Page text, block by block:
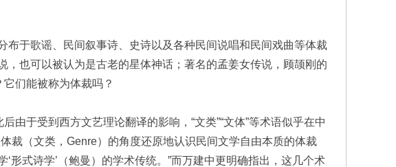
于歌谣、民间叙事诗、史诗以及各种民间说唱和民间戏曲等体裁
也可以被认为是古老的星体神话；著名的孟姜女传说，顾颉刚的
们能被称为体裁吗？
由于受到西方文艺理论翻译的影响，“文类”“文体”等术语似乎在中
裁（文类，Genre）的角度还原地认识民间文学自由本质的体裁
式诗学’（鲍曼）的学术传统。”而万建中更明确指出，这几个术